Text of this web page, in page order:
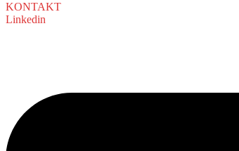
KONTAKT
Linkedin